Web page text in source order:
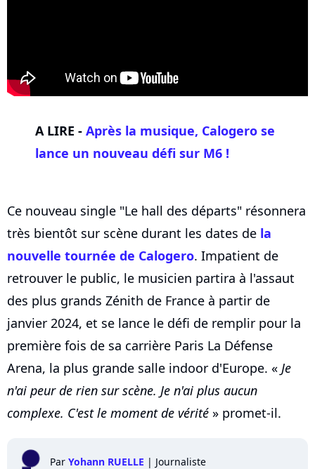
A LIRE - Après la musique, Calogero se
lance un nouveau défi sur M6 !
Ce nouveau single "Le hall des départs" résonnera
très bientôt sur scène durant les dates de la
nouvelle tournée de Calogero. Impatient de
retrouver le public, le musicien partira à l'assaut
des plus grands Zénith de France à partir de
janvier 2024, et se lance le défi de remplir pour la
première fois de sa carrière Paris La Défense
Arena, la plus grande salle indoor d'Europe. « Je
n'ai peur de rien sur scène. Je n'ai plus aucun
complexe. C'est le moment de vérité » promet-il.
Par Yohann RUELLE | Journaliste